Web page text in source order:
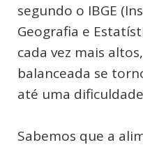
segundo o IBGE
Geografia e
cada vez mais
balanceada se
até uma
Sabemos que a